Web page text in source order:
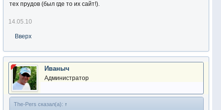
тех прудов (был где то их сайт!).
14.05.10
Вверх
Иваныч
Администратор
The-Pers сказал(а): ↑